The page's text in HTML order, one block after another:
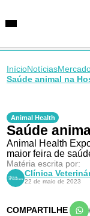
InícioNotícias
Saúde animal na
Animal Health
Saúde
Animal Health
maior feira de
Matéria escrita por:
Clínica
22 de maio de 2023
COMPARTILHE